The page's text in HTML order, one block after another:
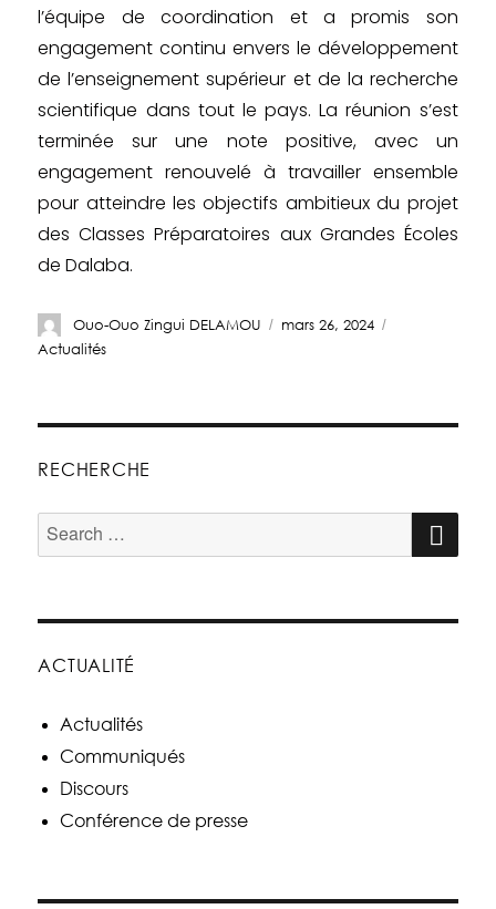
l’équipe de coordination et a promis son
engagement continu envers le développement
de l’enseignement supérieur et de la recherche
scientifique dans tout le pays. La réunion s’est
terminée sur une note positive, avec un
engagement renouvelé à travailler ensemble
pour atteindre les objectifs ambitieux du projet
des Classes Préparatoires aux Grandes Écoles
de Dalaba.
Ouo-Ouo Zingui DELAMOU
mars 26, 2024
Actualités
RECHERCHE
ACTUALITÉ
Actualités
Communiqués
Discours
Conférence de presse